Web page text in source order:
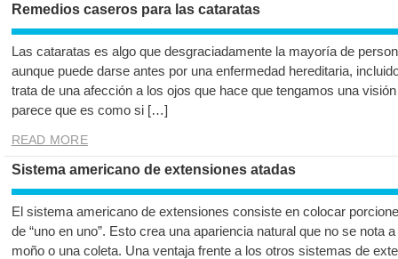
Remedios caseros para las cataratas
Las cataratas es algo que desgraciadamente la mayoría de
aunque puede darse antes por una enfermedad hereditaria,
trata de una afección a los ojos que hace que tengamos una
parece que es como si […]
READ MORE
Sistema americano de extensiones atadas
El sistema americano de extensiones consiste en colocar
de “uno en uno”. Esto crea una apariencia natural que no se nota
moño o una coleta. Una ventaja frente a los otros sistemas de